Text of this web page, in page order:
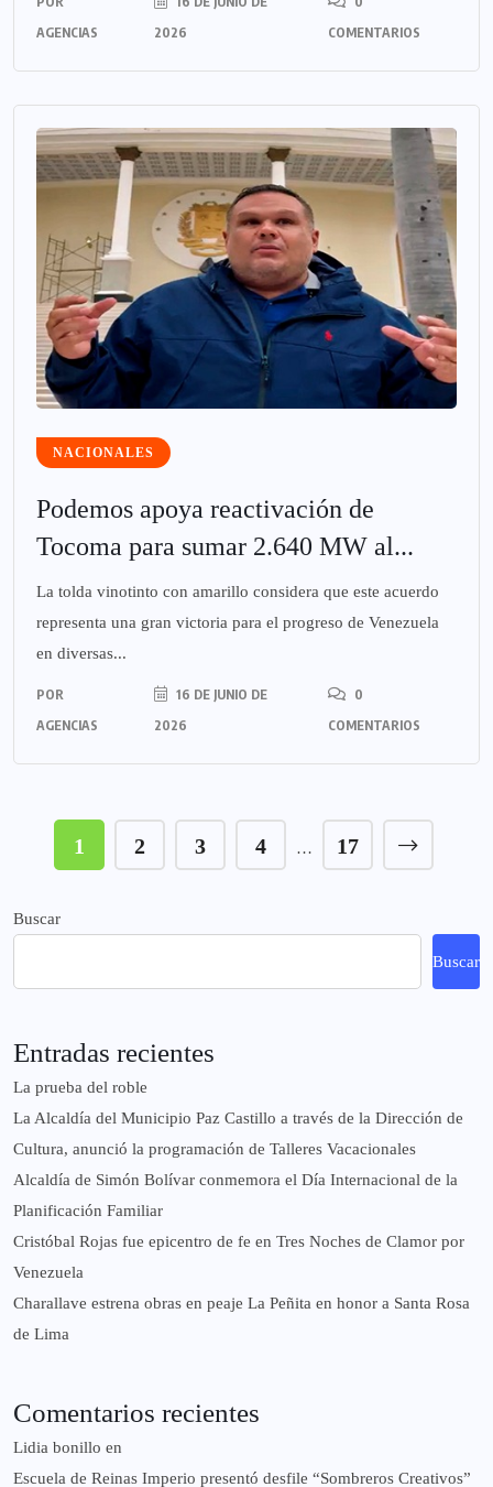
AGENCIAS
2026
COMENTARIOS
NACIONALES
Podemos apoya reactivación de
Tocoma para sumar 2.640 MW al...
La tolda vinotinto con amarillo considera que este acuerdo
representa una gran victoria para el progreso de Venezuela
en diversas...
POR
AGENCIAS
16 DE JUNIO DE
2026
0
COMENTARIOS
1 2 3 4 … 17
Buscar
Buscar
Entradas recientes
La prueba del roble
La Alcaldía del Municipio Paz Castillo a través de la Dirección de
Cultura, anunció la programación de Talleres Vacacionales
Alcaldía de Simón Bolívar conmemora el Día Internacional de la
Planificación Familiar
Cristóbal Rojas fue epicentro de fe en Tres Noches de Clamor por
Venezuela
Charallave estrena obras en peaje La Peñita en honor a Santa Rosa
de Lima
Comentarios recientes
Lidia bonillo en
Escuela de Reinas Imperio presentó desfile “Sombreros Creativos”